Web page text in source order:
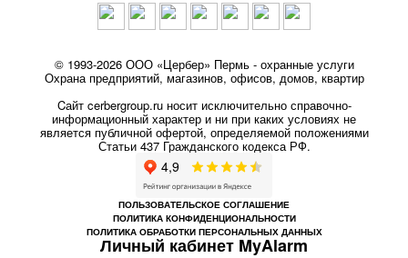
© 1993-2026 ООО «Цербер» Пермь - охранные услуги
Охрана предприятий, магазинов, офисов, домов, квартир
Cайт cerbergroup.ru носит исключительно справочно-
информационный характер и ни при каких условиях не
является публичной офертой, определяемой положениями
Статьи 437 Гражданского кодекса РФ.
ПОЛЬЗОВАТЕЛЬСКОЕ СОГЛАШЕНИЕ
ПОЛИТИКА КОНФИДЕНЦИОНАЛЬНОСТИ
ПОЛИТИКА ОБРАБОТКИ ПЕРСОНАЛЬНЫХ ДАННЫХ
Личный кабинет MyAlarm